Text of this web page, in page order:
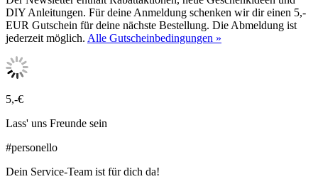
DIY Anleitungen. Für deine Anmeldung schenken wir dir einen 5,-
EUR Gutschein für deine nächste Bestellung. Die Abmeldung ist
jederzeit möglich. Alle Gutscheinbedingungen »
5,-€
Lass' uns Freunde sein
#personello
Dein Service-Team ist für dich da!